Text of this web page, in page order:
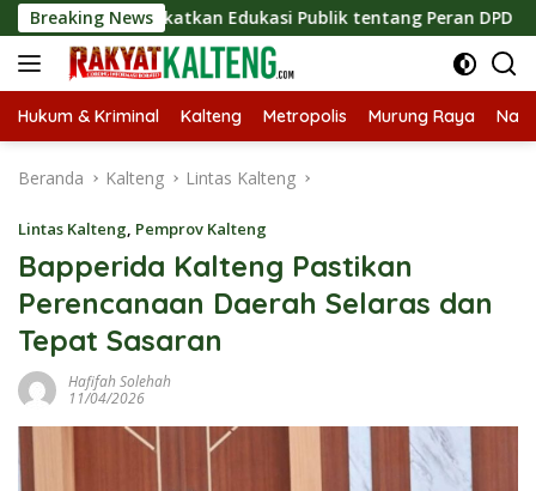
Langsung
ke
konten
Breaking NewsEdukasi Publik tentang Peran DPD RI
Hukum & Kriminal Kalteng Metropolis Murung Raya
Beranda Kalteng Lintas Kalteng
Lintas Kalteng, Pemprov Kalteng
Bapperida Kalteng Pastikan
Perencanaan Daerah Selaras dan
Tepat Sasaran
Hafifah Solehah
11/04/2026